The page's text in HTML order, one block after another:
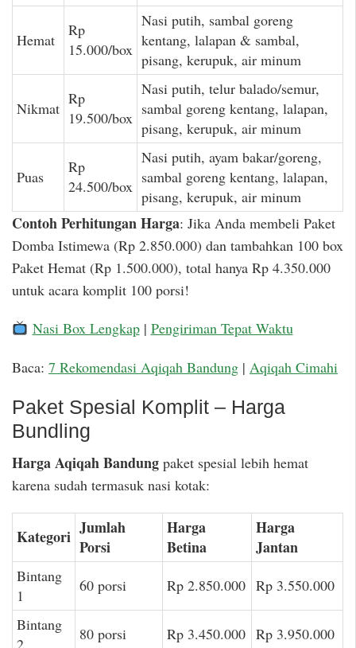
Hemat
Rp
15.000/box
Nasi putih, sambal goreng
kentang, lalapan & sambal,
pisang, kerupuk, air minum
Nikmat
Rp
19.500/box
Nasi putih, telur balado/semur,
sambal goreng kentang, lalapan,
pisang, kerupuk, air minum
Puas
Rp
24.500/box
Nasi putih, ayam bakar/goreng,
sambal goreng kentang, lalapan,
pisang, kerupuk, air minum
Contoh Perhitungan Harga: Jika Anda membeli Paket
Domba Istimewa (Rp 2.850.000) dan tambahkan 100 box
Paket Hemat (Rp 1.500.000), total hanya Rp 4.350.000
untuk acara komplit 100 porsi!
Nasi Box Lengkap| Pengiriman Tepat Waktu
Baca: 7 Rekomendasi Aqiqah Bandung | Aqiqah Cimahi
Paket Spesial Komplit – Harga
Bundling
Harga Aqiqah Bandung paket spesial lebih hemat
karena sudah termasuk nasi kotak:
Kategori Jumlah
Porsi
Harga
Betina
Harga
Jantan
Bintang
1
60 porsi Rp 2.850.000 Rp 3.550.000
Bintang
2
80 porsi Rp 3.450.000 Rp 3.950.000